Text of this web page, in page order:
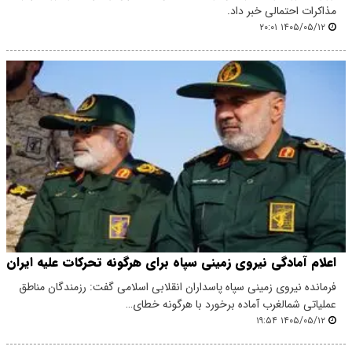
مذاکرات احتمالی خبر داد.
۱۴۰۵/۰۵/۱۲ ۲۰:۰۱
اعلام آمادگی نیروی زمینی سپاه برای هرگونه تحرکات علیه ایران
فرمانده نیروی زمینی سپاه پاسداران انقلابی اسلامی گفت: رزمندگان مناطق
عملیاتی شمالغرب آماده برخورد با هرگونه خطای…
۱۴۰۵/۰۵/۱۲ ۱۹:۵۴